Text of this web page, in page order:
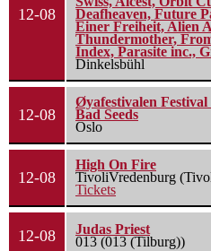
12-08
Deafheaven, Future
Einer Freiheit, Alien
Thundermother,
Index, Parasite inc.,
Dinkelsbühl
12-08
Øyafestivalen
Bad Seeds
Oslo
12-08
High On Fire
TivoliVredenburg
Tickets
12-08
Judas Priest
013 (013 (Tilburg))